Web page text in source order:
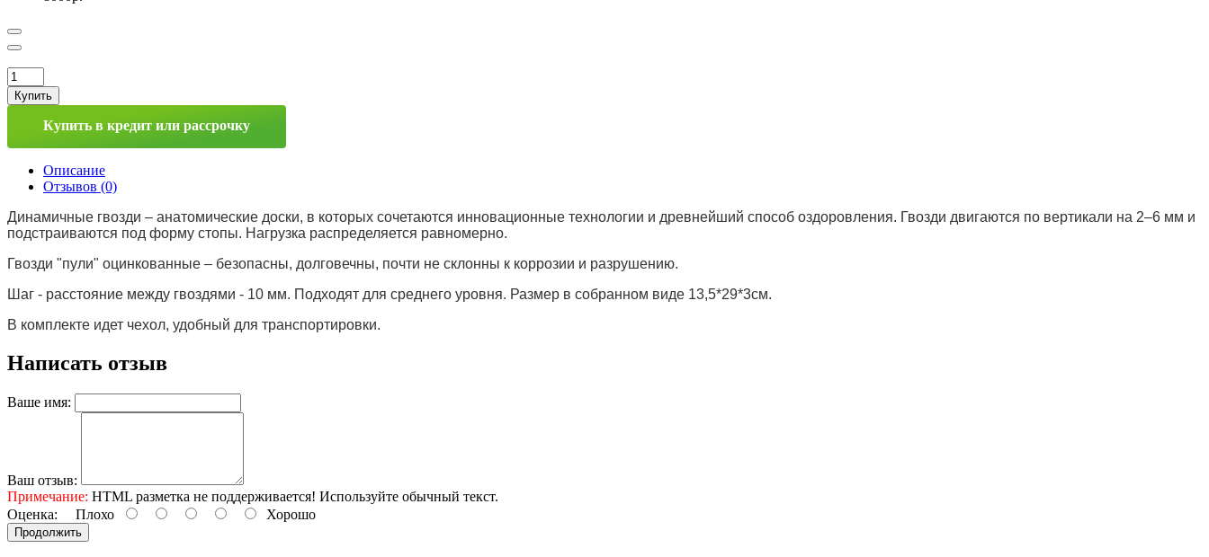
Купить
Купить в кредит или рассрочку
Описание
Отзывов (0)
Динамичные гвозди – анатомические доски, в которых сочетаются инновационные технологии и древнейший способ оздоровления. Гвозди двигаются по вертикали на 2–6 мм и
подстраиваются под форму стопы. Нагрузка распределяется равномерно.
Гвозди "пули" оцинкованные – безопасны, долговечны, почти не склонны к коррозии и разрушению.
Шаг - расстояние между гвоздями - 10 мм. Подходят для среднего уровня. Размер в собранном виде 13,5*29*3см.
В комплекте идет чехол, удобный для транспортировки.
Написать отзыв
Ваше имя:
Ваш отзыв:
Примечание: HTML разметка не поддерживается! Используйте обычный текст.
Оценка: Плохо Хорошо
Продолжить